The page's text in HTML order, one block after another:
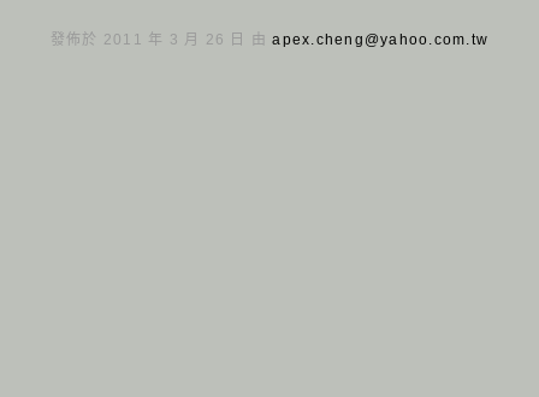
發佈於 2011 年 3 月 26 日 由apex.cheng@yahoo.com.tw